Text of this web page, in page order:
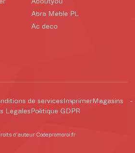
Aboutyou
Abra Meble PL
Ac deco
de services Imprimer Magasins
Legales Politique GDPR
d'auteur Codepromoroi.fr